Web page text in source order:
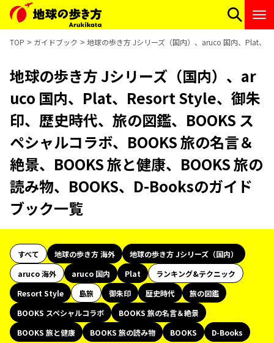
TOP ガイドブック 地球の歩き方 Jシリーズ（国内）、aruco 国内、Plat、
地球の歩き方 Jシリーズ（国内）、ar
uco 国内、Plat、Resort Style、御朱
印、歴史時代、旅の図鑑、BOOKS ス
ペシャルコラボ、BOOKS 旅の名言＆
絶景、BOOKS 旅と健康、BOOKS 旅の
読み物、BOOKS、D-Booksのガイド
ブック一覧
すべて 地球の歩き方 海外
地球の歩き方 Jシリーズ（国内）
aruco 海外
aruco 国内 Plat
ランキング&テクニック
Resort Style
島旅 御朱印 歴史時代
旅の図鑑
BOOKS スペシャルコラボ
BOOKS 旅の名言＆絶景
BOOKS 旅と健康
BOOKS 旅の読み物 BOOKS
D-Books